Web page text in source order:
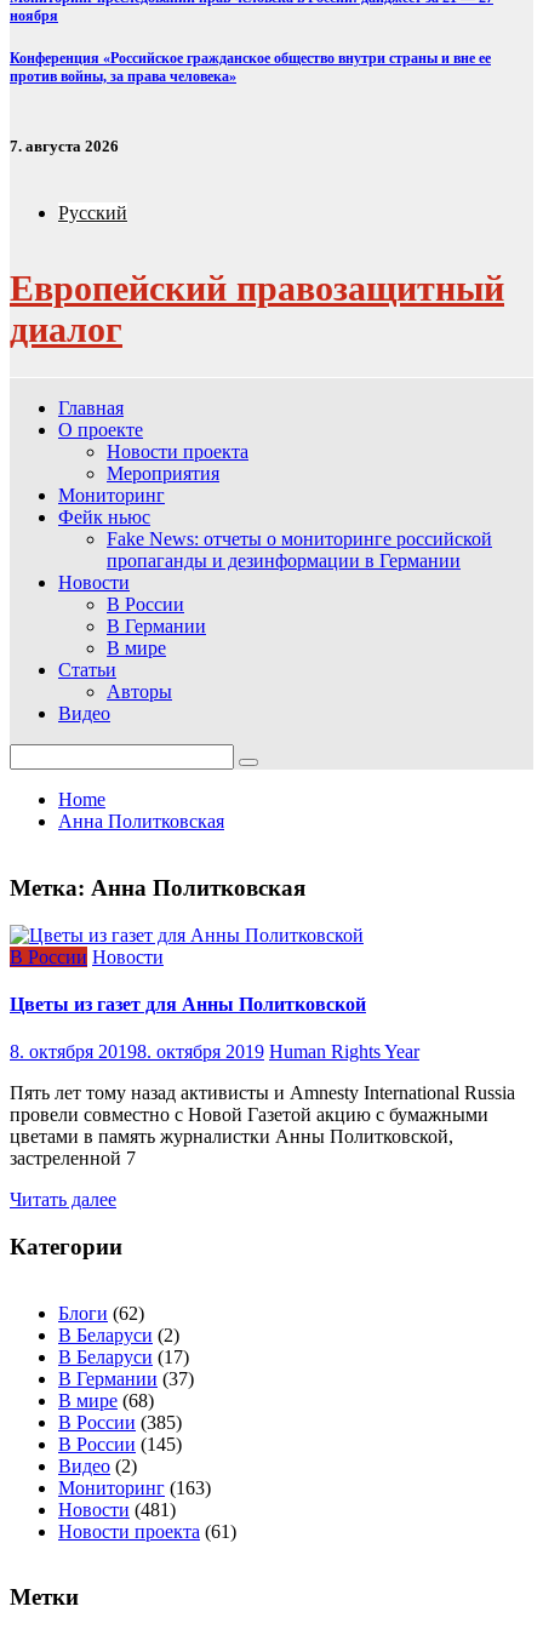
ноября
Конференция «Российское гражданское общество внутри страны и вне ее
против войны, за права человека»
7. августа 2026
Русский
Европейский правозащитный
диалог
Главная
О проекте
Новости проекта
Мероприятия
Мониторинг
Фейк ньюс
Fake News: отчеты о мониторинге российской
пропаганды и дезинформации в Германии
Новости
В России
В Германии
В мире
Статьи
Авторы
Видео
for:
Home
Анна Политковская
Метка: Анна Политковская
В России Новости
Цветы из газет для Анны Политковской
8. октября 20198. октября 2019 Human Rights Year
Пять лет тому назад активисты и Amnesty International Russia
провели совместно с Новой Газетой акцию с бумажными
цветами в память журналистки Анны Политковской,
застреленной 7
Читать далее
Категории
Блоги (62)
В Беларуси (2)
В Беларуси (17)
В Германии (37)
В мире (68)
В России (385)
В России (145)
Видео (2)
Мониторинг (163)
Новости (481)
Новости проекта (61)
Метки